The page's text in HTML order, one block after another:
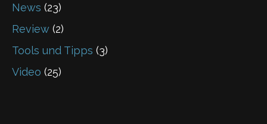
News (23)
Review (2)
Tools und Tipps (3)
Video (25)